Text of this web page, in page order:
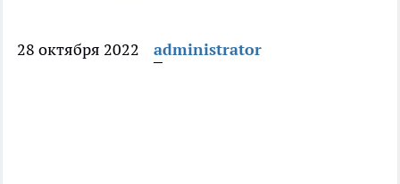
28 октября 2022 administrator